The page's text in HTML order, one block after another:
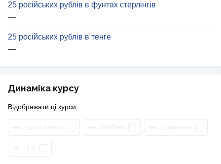
25 російських рублів в фунтах стерлінгів
—
25 російських рублів в тенге
—
Динаміка курсу
Відображати ці курси: